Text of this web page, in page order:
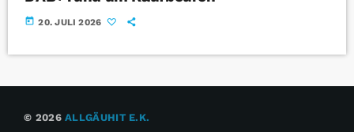
today 20. JULI 2026
© 2026ALLGÄUHIT E.K.